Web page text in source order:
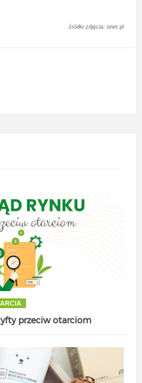
źródło zdjęcia: onet.pl
przeciw otarciom